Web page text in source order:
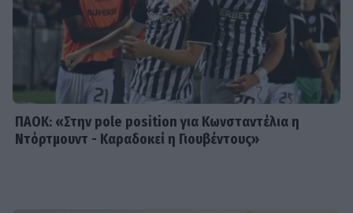
ο «τέλειος» γάμος
ΠΑΟΚ: «Στην pole position για Κωνσταντέλια η
Ντόρτμουντ - Καραδοκεί η Γιουβέντους»